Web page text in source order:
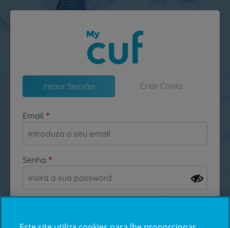
Passar para o conteúdo principal
Iniciar Sessão Criar Conta
Email
Senha
Esqueceu-se da sua password?